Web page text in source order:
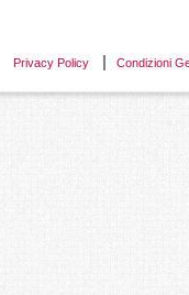
Privacy Policy Condizioni